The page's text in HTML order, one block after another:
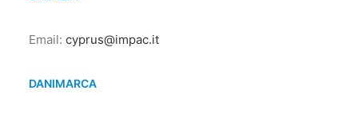
Email: cyprus@impac.it
DANIMARCA